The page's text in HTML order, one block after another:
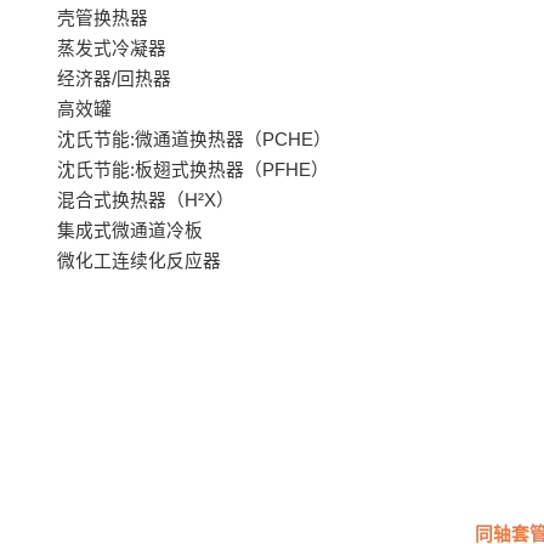
壳管换热器
蒸发式冷凝器
经济器/回热器
高效罐
沈氏节能:微通道换热器（PCHE）
沈氏节能:板翅式换热器（PFHE）
混合式换热器（H²X）
集成式微通道冷板
微化工连续化反应器
同轴套